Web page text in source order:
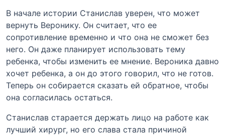
В начале истории Станислав уверен, что может
вернуть Веронику. Он считает, что ее
сопротивление временно и что она не сможет без
него. Он даже планирует использовать тему
ребенка, чтобы изменить ее мнение. Вероника давно
хочет ребенка, а он до этого говорил, что не готов.
Теперь он собирается сказать ей обратное, чтобы
она согласилась остаться.
Станислав старается держать лицо на работе как
лучший хирург, но его слава стала причиной